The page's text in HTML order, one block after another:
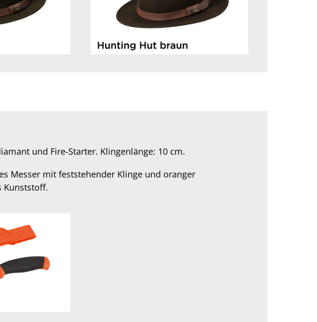
und Fire-Starter. Klingenlänge: 10 cm.
Messer mit feststehender Klinge und oranger
Kunststoff.